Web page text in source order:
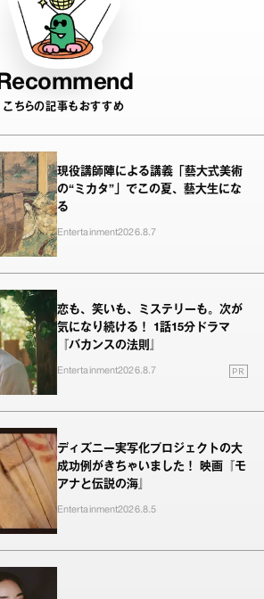
Recommend
こちらの記事もおすすめ
現役講師陣による講義「藝大式美術
の“ミカタ”」でこの夏、藝大生にな
る
Entertainment2026.8.7
恋も、笑いも、ミステリーも。次が
気になり続ける！ 1話15分ドラマ
『バカンスの法則』
Entertainment2026.8.7 PR
ディズニー実写化プロジェクトの大
成功例がきちゃいました！ 映画『モ
アナと伝説の海』
Entertainment2026.8.5